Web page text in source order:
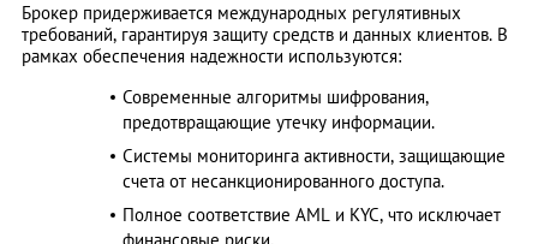
Брокер придерживается международных регулятивных
требований, гарантируя защиту средств и данных клиентов. В
рамках обеспечения надежности используются:
Современные алгоритмы шифрования,
предотвращающие утечку информации.
Системы мониторинга активности, защищающие
счета от несанкционированного доступа.
Полное соответствие AML и KYC, что исключает